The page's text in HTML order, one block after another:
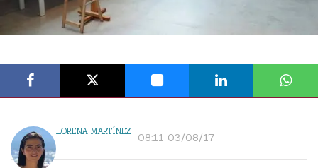
LORENA MARTÍNEZ 08:11 03/08/17